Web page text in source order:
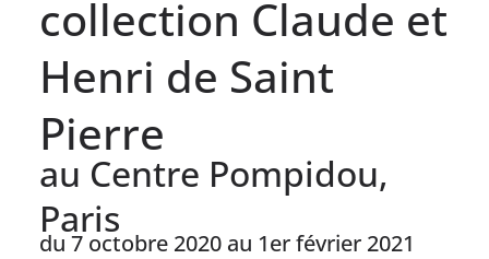
collection Claude et
Henri de Saint
Pierre
au Centre Pompidou,
Paris
du 7 octobre 2020 au 1er février 2021